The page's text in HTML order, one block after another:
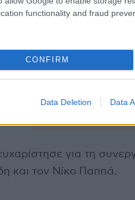
functionality and fraud
CONFIRM
Data Deletion Data
για τη
και τον Νίκο Παππά.